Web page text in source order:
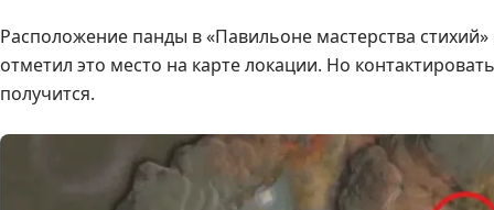
Расположение панды в «Павильоне мастерства стихий»
отметил это место на карте локации. Но
получится.